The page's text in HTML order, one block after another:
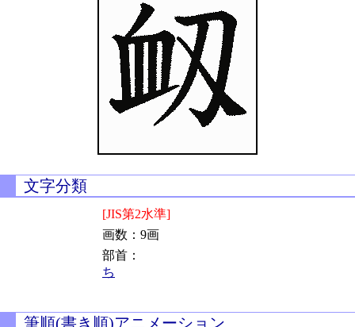
文字分類
[JIS第2水準]
画数：9画
部首：
ち
筆順(書き順)アニメーション